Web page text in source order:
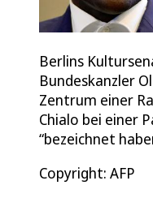
Berlins
Bundeskanzler
Zentrum einer
Chialo bei einer
“bezeichnet
Copyright: AFP